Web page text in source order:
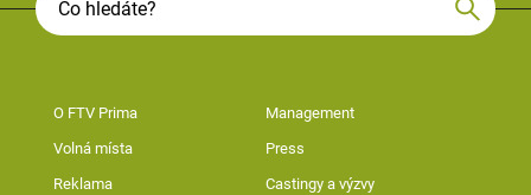
O FTV Prima Management
Volná místa Press
Reklama Castingy a výzvy